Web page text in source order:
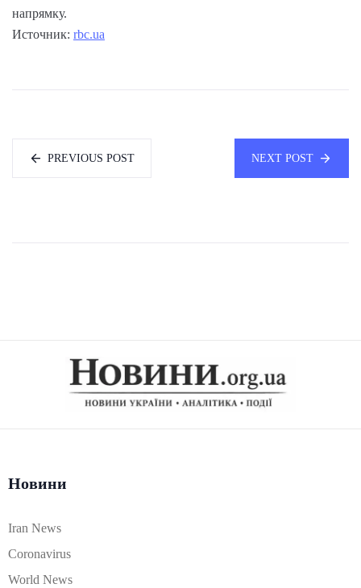
напрямку.
Источник: rbc.ua
PREVIOUS POST NEXT POST
Новини
Iran News
Coronavirus
World News